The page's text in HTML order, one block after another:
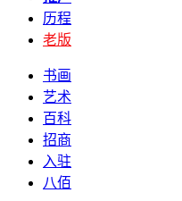
历程
老版
书画
艺术
百科
招商
入驻
八佰